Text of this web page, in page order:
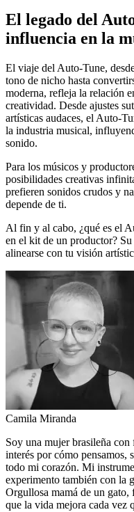
El legado del
influencia en la
El viaje del Auto-Tune,
tono de nicho hasta
moderna, refleja la relación
creatividad. Desde ajustes
artísticas audaces, el Auto-
la industria musical,
sonido.
Para los músicos y
posibilidades creativas
prefieren sonidos crudos y
depende de ti.
Al fin y al cabo, ¿qué es el
en el kit de un productor?
alinearse con tu visión
Camila Miranda
Soy una mujer brasileña
interés por cómo pensamos,
todo mi corazón. Mi
experimento también con la
Orgullosa mamá de un gato,
que la vida mejora cada vez